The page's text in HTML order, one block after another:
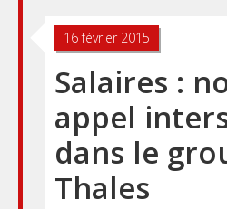
Posts
navigation
16 février 2015
Salaires :
appel
dans le
Thales